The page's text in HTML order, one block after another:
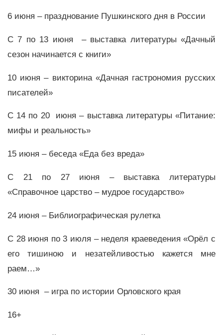
6 июня – празднование Пушкинского дня в России
С 7 по 13 июня – выставка литературы «Дачный
сезон начинается с книги»
10 июня – викторина «Дачная гастрономия русских
писателей»
С 14 по 20 июня – выставка литературы «Питание:
мифы и реальность»
15 июня – беседа «Еда без вреда»
С 21 по 27 июня – выставка литературы
«Справочное царство – мудрое государство»
24 июня – Библиографическая рулетка
С 28 июня по 3 июля – неделя краеведения «Орёл с
его тишиною и незатейливостью кажется мне
раем…»
30 июня – игра по истории Орловского края
16+